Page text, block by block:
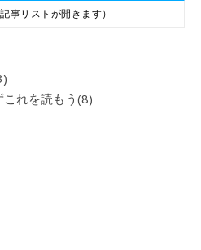
事リストが開きます）
れを読もう (8)